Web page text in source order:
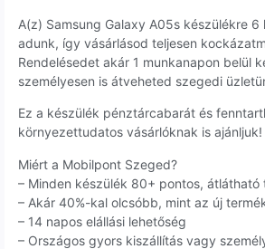
A(z) Samsung Galaxy A05s készülékre
adunk, így vásárlásod teljesen
Rendelésedet akár 1 munkanapon belül
személyesen is átveheted szegedi
Ez a készülék pénztárcabarát és
környezettudatos vásárlóknak is ajánljuk!
Miért a Mobilpont Szeged?
– Minden készülék 80+ pontos, átlátható
– Akár 40%-kal olcsóbb, mint az új
– 14 napos elállási lehetőség
– Országos gyors kiszállítás vagy